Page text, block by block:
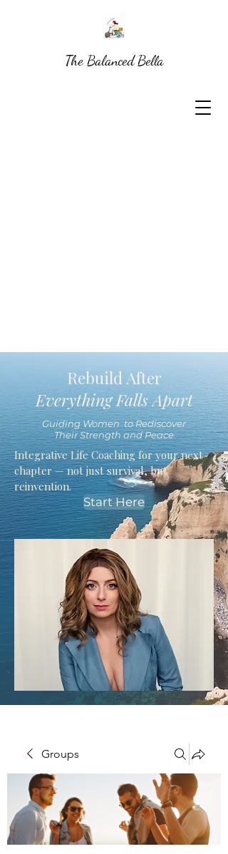
Rebuild After
Everything Falls Apart
Guiding Women to Rediscover
Their Strength and Peace
Integrative Life Coaching for your next
chapter — not just survival, but
reinvention.
Start Here
The Balanced Bella
Groups